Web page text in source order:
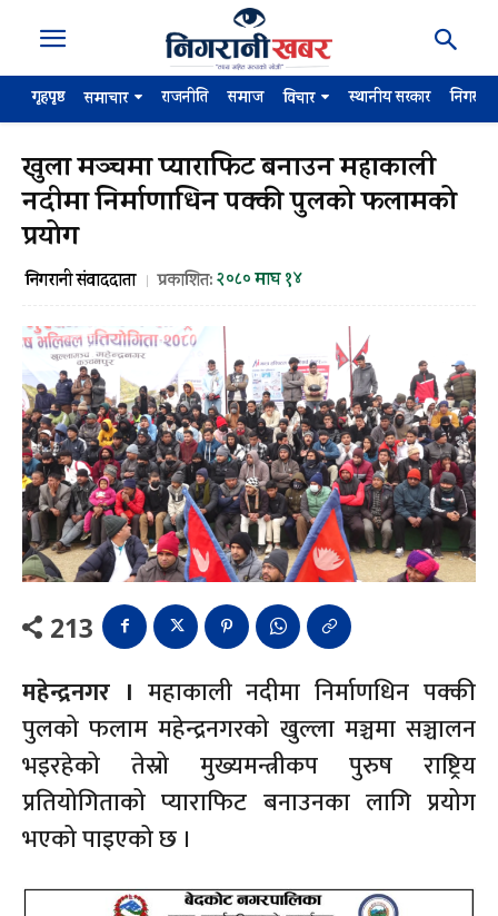
गृहपृष्ठ समाचार राजनीति समाज विचार स्थानीय सरकार
खुला मञ्चमा प्याराफिट बनाउन महाकाली
नदीमा निर्माणाधिन पक्की पुलको फलामको
प्रयोग
निगरानी संवाददाता प्रकाशित:२०८० माघ १४
213
महेन्द्रनगर । महाकाली नदीमा निर्माणधिन पक्की
पुलको फलाम महेन्द्रनगरको खुल्ला मञ्चमा सञ्चालन
भइरहेको तेस्रो मुख्यमन्त्रीकप पुरुष राष्ट्रिय
प्रतियोगिताको प्याराफिट बनाउनका लागि प्रयोग
भएको पाइएको छ ।